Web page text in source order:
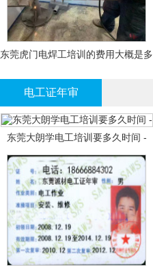
东莞虎门电焊工培训的费用大概是多
电工证年审
东莞大朗学电工培训要多久时间 -